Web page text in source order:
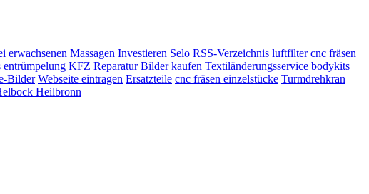
erwachsenen Massagen Investieren Selo RSS-Verzeichnis luftfilter cnc fräsen
entrümpelung KFZ Reparatur Bilder kaufen Textiländerungsservice bodykits
Bilder Webseite eintragen Ersatzteile cnc fräsen einzelstücke Turmdrehkran
Heilbronn